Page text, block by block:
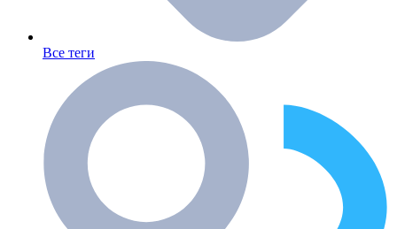
Все теги